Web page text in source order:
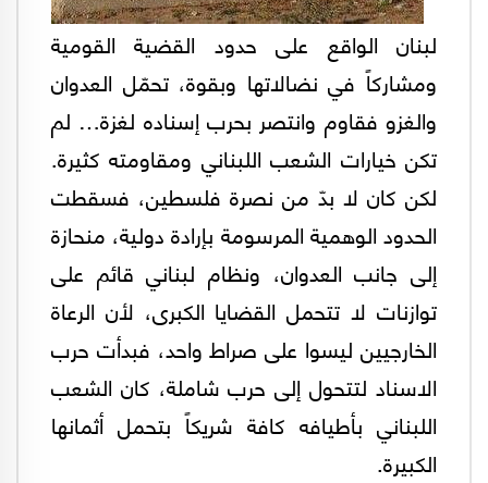
لبنان الواقع على حدود القضية القومية
ومشاركاً في نضالاتها وبقوة، تحمّل العدوان
والغزو فقاوم وانتصر بحرب إسناده لغزة… لم
تكن خيارات الشعب اللبناني ومقاومته كثيرة.
لكن كان لا بدّ من نصرة فلسطين، فسقطت
الحدود الوهمية المرسومة بإرادة دولية، منحازة
إلى جانب العدوان، ونظام لبناني قائم على
توازنات لا تتحمل القضايا الكبرى، لأن الرعاة
الخارجيين ليسوا على صراط واحد، فبدأت حرب
الاسناد لتتحول إلى حرب شاملة، كان الشعب
اللبناني بأطيافه كافة شريكاً بتحمل أثمانها
الكبيرة.